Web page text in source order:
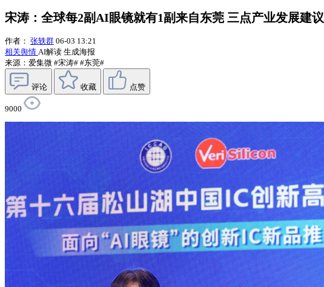
宋涛：全球每2副AI眼镜就有1副来自东莞 三点产业发展建议
作者： 张轶群 06-03 13:21
相关舆情 AI解读 生成海报
来源：爱集微 #宋涛# #东莞#
评论 收藏 点赞
9000